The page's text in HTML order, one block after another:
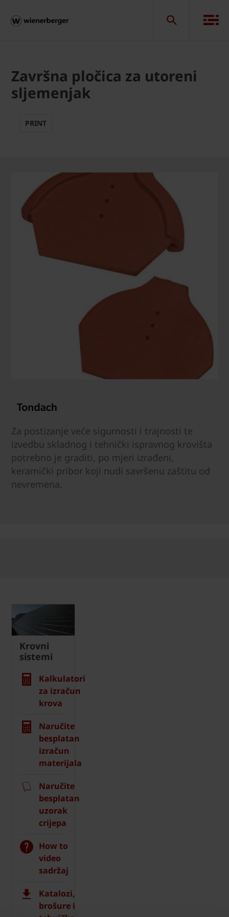
Završna pločica za utoreni
sljemenjak
PRINT
Za postizanje veće sigurnosti i trajnosti te
izvedbu skladnog i tehnički ispravnog krovišta
potrebno je graditi, po mjeri izrađeni,
keramički pribor koji nudi savršenu zaštitu od
nevremena.
Krovni
sistemi
Kalkulatori
za izračun
krova
Naručite
besplatan
izračun
materijala
Naručite
besplatan
uzorak
crijepa
How to
video
sadržaj
Katalozi,
brošure i